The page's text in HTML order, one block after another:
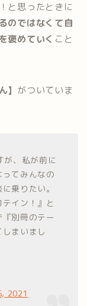
と思ったときに
のではなくて自
褒めていく こと
】 がついていま
が、私が前に
てみんなの
乗りたい。
イン！』と
別冊のテー
まいまし
2021